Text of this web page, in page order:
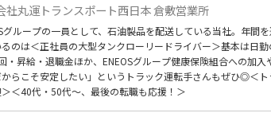
社丸運トランスポート西日本 倉敷営業所
グループの一員として、石油製品を配送している当社。年間
るのは＜正社員の大型タンクローリードライバー＞基本は日
・昇給・退職金ほか、ENEOSグループ健康保険組合への加
らこそ安定したい」というトラック運転手さんもぜひ◎＜
＜40代・50代～、最後の転職も応援！＞